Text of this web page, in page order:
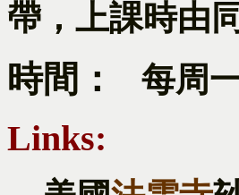
帶，上課時由
時間： 每周
Links: